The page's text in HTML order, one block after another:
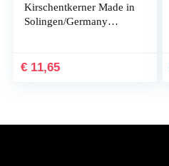
Kirschentkerner Made in
Solingen/Germany
Profi
€ 11,65